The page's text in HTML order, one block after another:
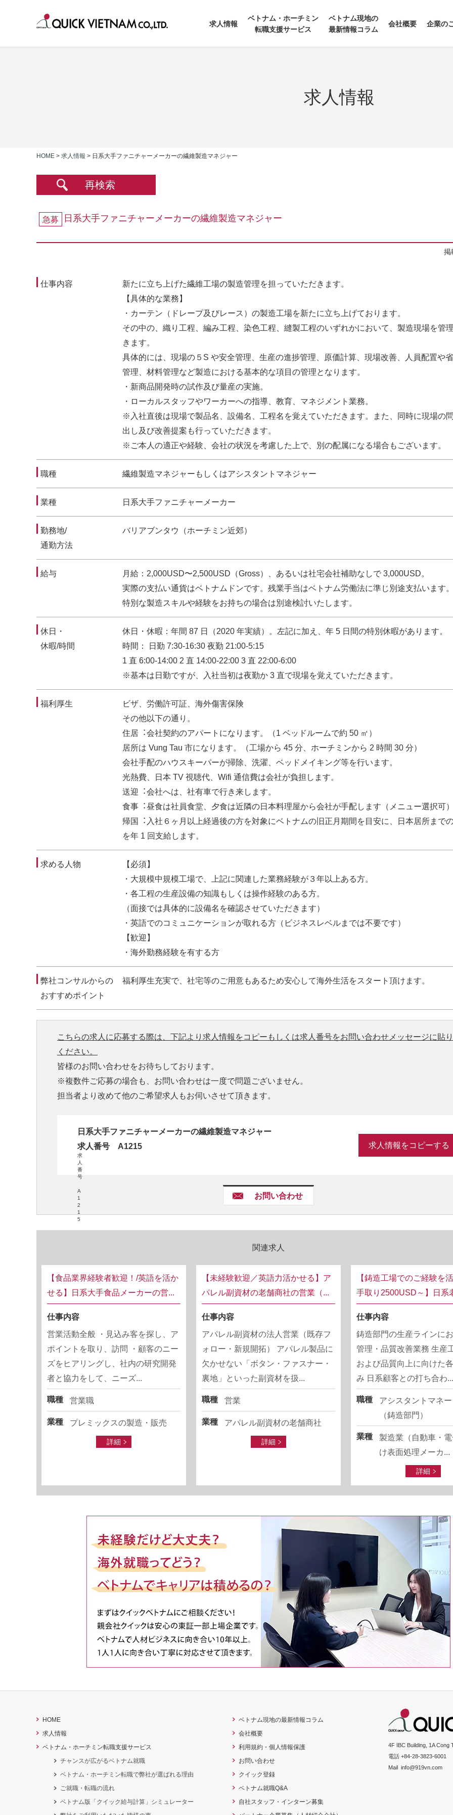
求人情報
ベトナム・ホーチミン
転職支援サービス
ベトナム現地の
最新情報コラム
会社概要 企業の
求人情報
HOME > 求人情報 > 日系大手ファニチャーメーカーの繊維製造マネジャー
再検索
急募 日系大手ファニチャーメーカーの繊維製造マネジャー
掲
仕事内容
新たに⽴ち上げた繊維⼯場の製造管理を担っていただきます。
【具体的な業務】
・カーテン（ドレープ及びレース）の製造⼯場を新たに⽴ち上げております。
その中の、織り⼯程、編み⼯程、染⾊⼯程、縫製⼯程のいずれかにおいて、製造現場を管
きます。
具体的には、現場の５S や安全管理、⽣産の進捗管理、原価計算、現場改善、⼈員配置や
管理、材料管理など製造における基本的な項⽬の管理となります。
・新商品開発時の試作及び量産の実施。
・ローカルスタッフやワーカーへの指導、教育、マネジメント業務。
※⼊社直後は現場で製品名、設備名、⼯程名を覚えていただきます。また、同時に現場の
出し及び改善提案も⾏っていただきます。
※ご本⼈の適正や経験、会社の状況を考慮した上で、別の配属になる場合もございます。
職種 繊維製造マネジャーもしくはアシスタントマネジャー
業種 日系大手ファニチャーメーカー
勤務地/
通勤方法
バリアブンタウ（ホーチミン近郊）
給与
月給：2,000USD〜2,500USD（Gross）、あるいは社宅会社補助なしで 3,000USD。
実際の⽀払い通貨はベトナムドンです。残業⼿当はベトナム労働法に準じ別途⽀払います
特別な製造スキルや経験をお持ちの場合は別途検討いたします。
休日・
休暇/時間
休日・休暇：年間 87 ⽇（2020 年実績）。左記に加え、年 5 ⽇間の特別休暇があります。
時間： ⽇勤 7:30-16:30 夜勤 21:00-5:15
1 直 6:00-14:00 2 直 14:00-22:00 3 直 22:00-6:00
※基本は⽇勤ですが、⼊社当初は夜勤か 3 直で現場を覚えていただきます。
福利厚生
ビザ、労働許可証、海外傷害保険
その他以下の通り。
住居︓会社契約のアパートになります。（1 ベッドルームで約 50 ㎡）
居所は Vung Tau 市になります。（⼯場から 45 分、ホーチミンから 2 時間 30 分）
会社⼿配のハウスキーパーが掃除、洗濯、ベッドメイキング等を⾏います。
光熱費、⽇本 TV 視聴代、Wifi 通信費は会社が負担します。
送迎︓会社へは、社有⾞で⾏き来します。
⾷事︓昼⾷は社員⾷堂、⼣⾷は近隣の⽇本料理屋から会社が⼿配します（メニュー選択可
帰国︓⼊社６ヶ⽉以上経過後の⽅を対象にベトナムの旧正⽉期間を⽬安に、⽇本居所まで
を年 1 回⽀給します。
求める人物
【必須】
・⼤規模中規模⼯場で、上記に関連した業務経験が３年以上ある⽅。
・各⼯程の⽣産設備の知識もしくは操作経験のある⽅。
（⾯接では具体的に設備名を確認させていただきます）
・英語でのコミュニケーションが取れる⽅（ビジネスレベルまでは不要です）
【歓迎】
・海外勤務経験を有する⽅
弊社コンサルからの
おすすめポイント
福利厚生充実で、社宅等のご用意もあるため安心して海外生活をスタート頂けます。
こちらの求人に応募する際は、下記より求人情報をコピーもしくは求人番号をお問い合わせメッセージに貼
ください。
皆様のお問い合わせをお待ちしております。
※複数件ご応募の場合も、お問い合わせは一度で問題ございません。
担当者より改めて他のご希望求人もお伺いさせて頂きます。
求
人
番
号
A
1
2
1
5
日系大手ファニチャーメーカーの繊維製造マネジャー
求人番号 A1215
求人情報をコピーする
お問い合わせ
関連求人
【食品業界経験者歓迎！/英語を活か
せる】日系大手食品メーカーの営...
仕事内容
営業活動全般 ・見込み客を探し、ア
ポイントを取り、訪問 ・顧客のニー
ズをヒアリングし、社内の研究開発
者と協力をして、ニーズ...
職種 営業職
業種 プレミックスの製造・販売
詳細
【未経験歓迎／英語力活かせる】ア
パレル副資材の老舗商社の営業（...
仕事内容
アパレル副資材の法人営業（既存フ
ォロー・新規開拓） アパレル製品に
欠かせない「ボタン・ファスナー・
裏地」といった副資材を扱...
職種 営業
業種 アパレル副資材の老舗商社
詳細
【鋳造工場でのご経験を
手取り2500USD～】日系
仕事内容
鋳造部門の生産ラインに
管理・品質改善業務 生産
および品質向上に向けた
み 日系顧客との打ち合わ...
職種
アシスタントマネ
（鋳造部門）
業種
製造業（自動車・
け表面処理メーカ...
詳細
HOME
求人情報
ベトナム・ホーチミン転職支援サービス
チャンスが広がるベトナム就職
ベトナム・ホーチミン転職で弊社が選ばれる理由
ご就職・転職の流れ
ベトナム版「クイック給与計算」シミュレーター
ベトナム現地の最新情報コラム
会社概要
利用規約・個人情報保護
お問い合わせ
クイック登録
ベトナム就職Q&A
自社スタッフ・インターン募集
4F IBC Building, 1A Cong
電話 +84-28-3823-6001
Mail info@919vn.com